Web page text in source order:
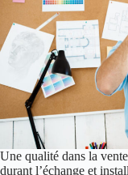
Une qualité dans la
durant l’échange et